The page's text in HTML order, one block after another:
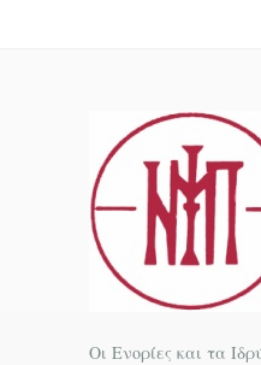
Οι Ενορίες και τα